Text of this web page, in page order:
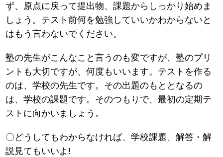
ず、原点に戻って提出物、課題からしっかり始めま
しょう。テスト前何を勉強していいかわからないと
はもう言わないでください。
塾の先生がこんなこと言うのも変ですが、塾のプリ
ントも大切ですが、何度もいいます。テストを作る
のは、学校の先生です。その出題のもととなるの
は、学校の課題です。そのつもりで、最初の定期テ
ストに向かいましょう。
〇どうしてもわからなければ、学校課題、解答・解
説見てもいいよ!